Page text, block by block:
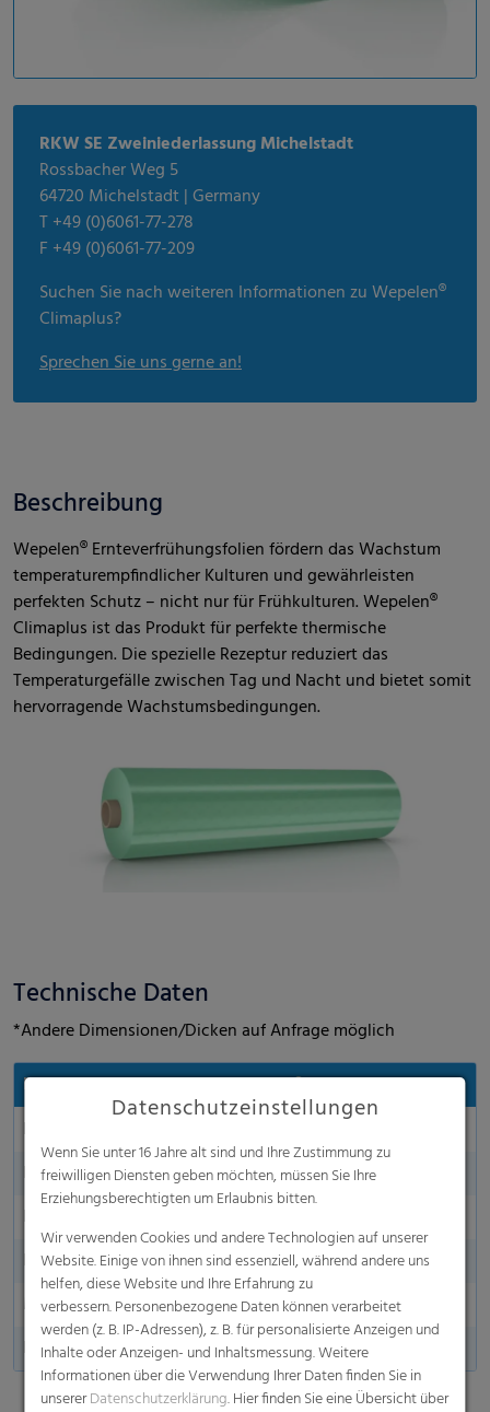
RKW SE Zweiniederlassung Michelstadt
Rossbacher Weg 5
64720 Michelstadt | Germany
T +49 (0)6061-77-278
F +49 (0)6061-77-209
Suchen Sie nach weiteren Informationen zu Wepelen®
Climaplus?
Sprechen Sie uns gerne an!
Beschreibung
Wepelen® Ernteverfrühungsfolien fördern das Wachstum
temperaturempfindlicher Kulturen und gewährleisten
perfekten Schutz – nicht nur für Frühkulturen. Wepelen®
Climaplus ist das Produkt für perfekte thermische
Bedingungen. Die spezielle Rezeptur reduziert das
Temperaturgefälle zwischen Tag und Nacht und bietet somit
hervorragende Wachstumsbedingungen.
Technische Daten
*Andere Dimensionen/Dicken auf Anfrage möglich
Eigenschaften
wepelen® Climaplus
Länge in m
100 - 1000 m aufgerollt
Dicke
40 µm, 50 µm, 60 µm
Made in Germany
Lochung
25 - 1000 Löcher/m2
Datenschutzeinstellungen
Wenn Sie unter 16 Jahre alt sind und Ihre Zustimmung zu
freiwilligen Diensten geben möchten, müssen Sie Ihre
Erziehungsberechtigten um Erlaubnis bitten.
Wir verwenden Cookies und andere Technologien auf unserer
Website. Einige von ihnen sind essenziell, während andere uns
helfen, diese Website und Ihre Erfahrung zu
verbessern. Personenbezogene Daten können verarbeitet
werden (z. B. IP-Adressen), z. B. für personalisierte Anzeigen und
Inhalte oder Anzeigen- und Inhaltsmessung. Weitere
Informationen über die Verwendung Ihrer Daten finden Sie in
unsererDatenschutzerklärung. Hier finden Sie eine Übersicht über